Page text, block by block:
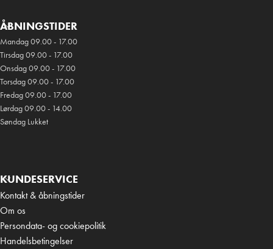
ÅBNINGSTIDER
Mandag 09.00 - 17.00
Tirsdag 09.00 - 17.00
Onsdag 09.00 - 17.00
Torsdag 09.00 - 17.00
Fredag 09.00 - 17.00
Lørdag 09.00 - 14.00
Søndag Lukket
KUNDESERVICE
Kontakt & åbningstider
Om os
Persondata- og cookiepolitik
Handelsbetingelser